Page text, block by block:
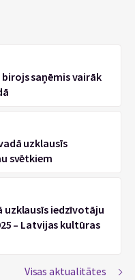
saņēmis vairāk
uzklausīs
svētkiem
uzklausīs iedzīvotāju
– Latvijas kultūras
Visas aktualitātes